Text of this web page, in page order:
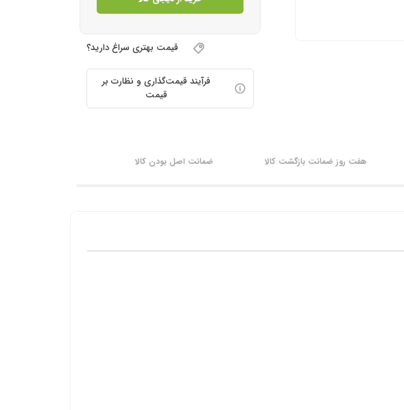
قیمت بهتری سراغ دارید؟
فرآیند قیمت‌گذاری و نظارت بر
قیمت
هفت روز ضمانت بازگشت کالا ضمانت اصل بودن کالا